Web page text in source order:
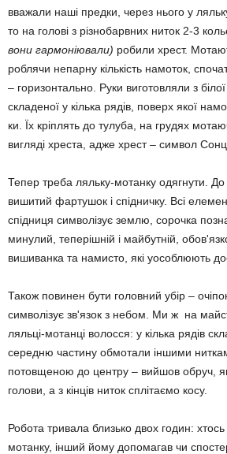
вважали наші предки, че­рез нього у
то на голові з різно­барв­них ниток 2-3
вони гармоніювали) робили хрест.
роб­лячи непарну кіль­кість намоток,
– горизон­тально. Руки виготов­ляли з
складеної у кілька ря­дів, поверх якої
ки. Їх кріплять до тулуба, на гру­дях
вигляді хреста, адже хрест – символ
Тепер треба ляльку-мотанку одягнути.
вишитий фартушок і спідничку. Всі
спід­ниця символізує землю, сорочка
минулий, теперішній і майбутній,
вишиванка та намисто, які уособлюють
Також повинен бути головний убір –
символізує зв'язок з небом. Ми ж на
ляльці-мотанці волосся: у кілька рядів
середню частину об­мотали іншими
потовщеною до центру – вийшов обруч,
голови, а з кінців ниток сплітаємо косу.
Робота тривала близько двох годин:
мотанку, інший йому допомагав чи